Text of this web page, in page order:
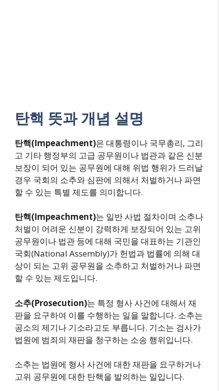
탄핵 뜻과 개념 설명
탄핵(Impeachment)은 대통령이나 국무총리, 그리
고 기타 행정부의 고급 공무원이나 법관과 같은 신분
보장이 되어 있는 공무원에 대해 위법 행위가 드러날
경우 국회의 소추와 심판에 의해서 처벌하거나 파면
할 수 있는 특별 제도를 의미합니다.
탄핵(Impeachment)는 일반 사법 절차이며 소추나
처벌이 어려운 신분이 강력하게 보장되어 있는 고위
공무원이나 법관 등에 대해 국민을 대표하는 기관인
국회(National Assembly)가 헌법과 법률에 의해 대
상이 되는 고위 공무원을 소추하고 처벌하거나 파면
할 수 있는 제도입니다.
소추(Prosecution)는 특정 형사 사건에 대해서 재
판을 요구하여 이를 수행하는 일을 말합니다. 소추는
공소의 제기나 기소라고도 부릅니다. 기소는 검사가
법원에 범죄의 재판을 청구하는 소송 행위입니다.
소추는 법원에 형사 사건에 대한 재판을 요구하거나
고위 공무원에 대한 탄핵을 발의하는 일입니다.